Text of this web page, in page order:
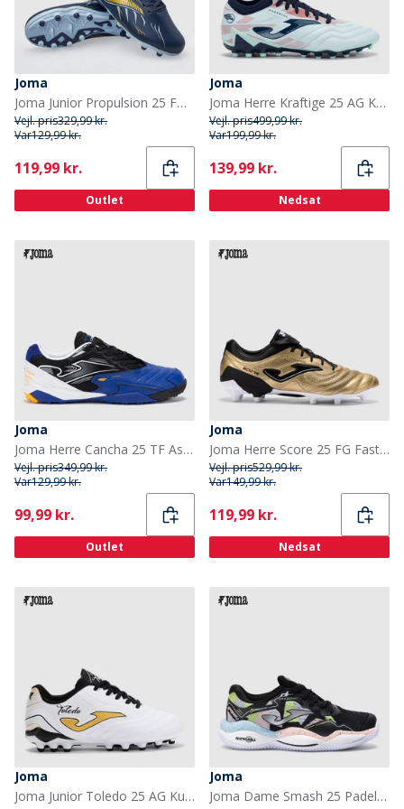
Joma
Joma Junior Propulsion 25 FG Fast Jord Fodboldstøvler Navy Blue
Vejl. pris329,99 kr.
Var129,99 kr.
Current
119,99 kr.
Outlet
Joma
Joma Herre Kraftige 25 AG Kunstgræs Fodboldstøvler Navy Blue
Vejl. pris499,99 kr.
Var199,99 kr.
Current
139,99 kr.
Nedsat
Joma
Joma Herre Cancha 25 TF Astro Turf Fodboldstøvler Royal
Vejl. pris349,99 kr.
Var129,99 kr.
Current
99,99 kr.
Outlet
Joma
Joma Herre Score 25 FG Fast Bund Fodboldstøvler Gold
Vejl. pris529,99 kr.
Var149,99 kr.
Current
119,99 kr.
Nedsat
Joma
Joma Junior Toledo 25 AG Kunstgræs Fodboldstøvler Hvid
Joma
Joma Dame Smash 25 Padel Sko Sort